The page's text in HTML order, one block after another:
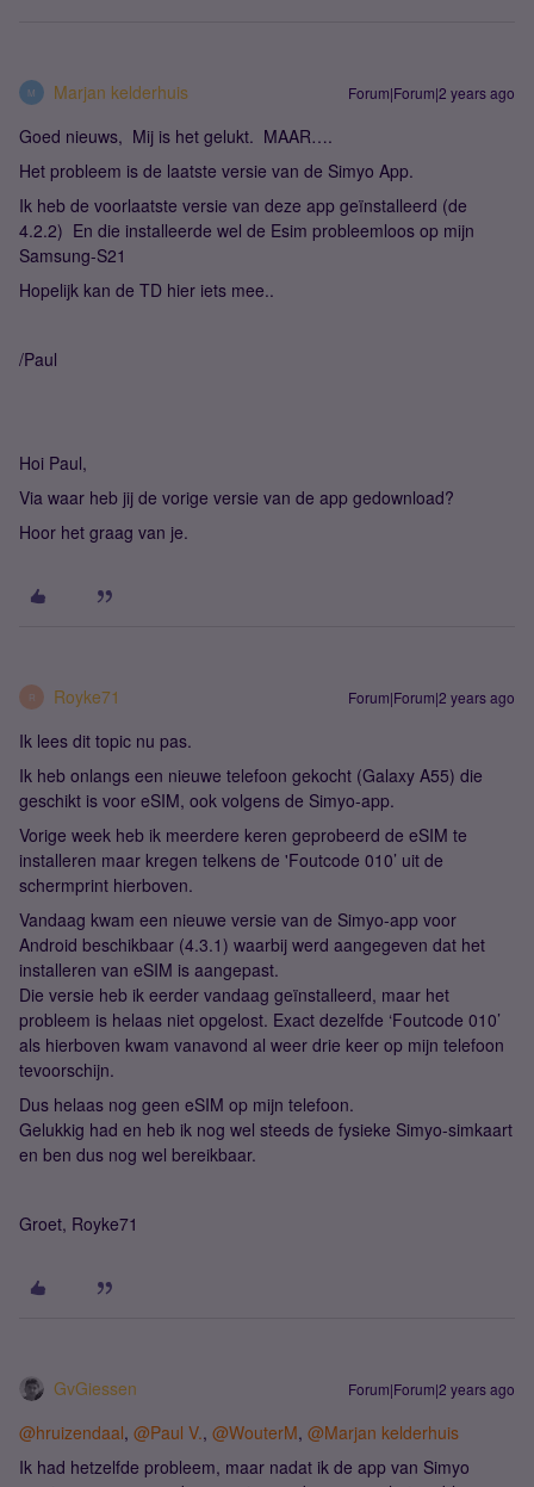
M Marjan kelderhuis Forum|Forum|2 years ago
Goed nieuws, Mij is het gelukt. MAAR….
Het probleem is de laatste versie van de Simyo App.
Ik heb de voorlaatste versie van deze app geïnstalleerd (de
4.2.2) En die installeerde wel de Esim probleemloos op mijn
Samsung-S21
Hopelijk kan de TD hier iets mee..
/Paul
Hoi Paul,
Via waar heb jij de vorige versie van de app gedownload?
Hoor het graag van je.
R Royke71 Forum|Forum|2 years ago
Ik lees dit topic nu pas.
Ik heb onlangs een nieuwe telefoon gekocht (Galaxy A55) die
geschikt is voor eSIM, ook volgens de Simyo-app.
Vorige week heb ik meerdere keren geprobeerd de eSIM te
installeren maar kregen telkens de 'Foutcode 010’ uit de
schermprint hierboven.
Vandaag kwam een nieuwe versie van de Simyo-app voor
Android beschikbaar (4.3.1) waarbij werd aangegeven dat het
installeren van eSIM is aangepast.
Die versie heb ik eerder vandaag geïnstalleerd, maar het
probleem is helaas niet opgelost. Exact dezelfde ‘Foutcode 010’
als hierboven kwam vanavond al weer drie keer op mijn telefoon
tevoorschijn.
Dus helaas nog geen eSIM op mijn telefoon.
Gelukkig had en heb ik nog wel steeds de fysieke Simyo-simkaart
en ben dus nog wel bereikbaar.
Groet, Royke71
GvGiessen Forum|Forum|2 years ago
@hruizendaal, @Paul V., @WouterM, @Marjan kelderhuis
Ik had hetzelfde probleem, maar nadat ik de app van Simyo